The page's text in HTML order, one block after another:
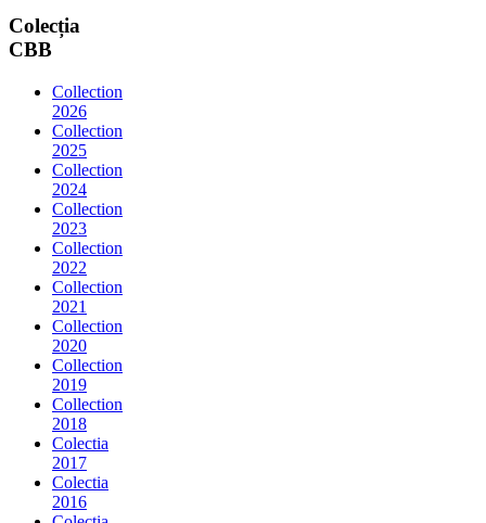
Colecția
CBB
Collection
2026
Collection
2025
Collection
2024
Collection
2023
Collection
2022
Collection
2021
Collection
2020
Collection
2019
Collection
2018
Colectia
2017
Colectia
2016